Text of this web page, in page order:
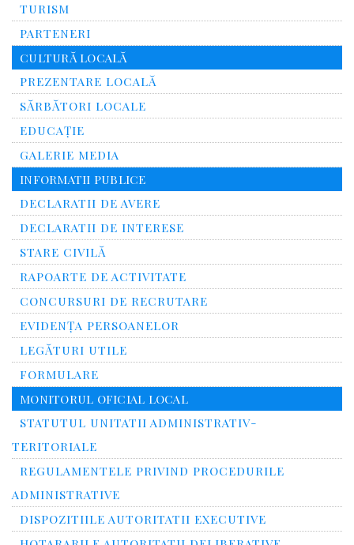
TURISM
PARTENERI
CULTURĂ LOCALĂ
PREZENTARE LOCALĂ
SĂRBĂTORI LOCALE
EDUCAȚIE
GALERIE MEDIA
INFORMATII PUBLICE
DECLARATII DE AVERE
DECLARATII DE INTERESE
STARE CIVILĂ
RAPOARTE DE ACTIVITATE
CONCURSURI DE RECRUTARE
EVIDENȚA PERSOANELOR
LEGĂTURI UTILE
FORMULARE
MONITORUL OFICIAL LOCAL
STATUTUL UNITATII ADMINISTRATIV-
TERITORIALE
REGULAMENTELE PRIVIND PROCEDURILE
ADMINISTRATIVE
DISPOZITIILE AUTORITATII EXECUTIVE